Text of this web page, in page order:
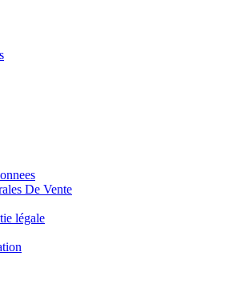
De Vente
légale